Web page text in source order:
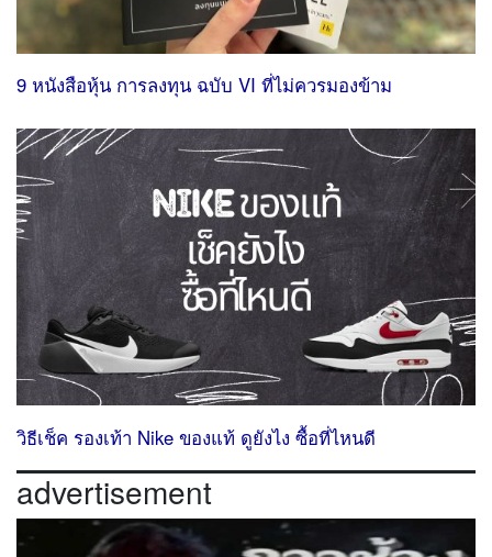
9 หนังสือหุ้น การลงทุน ฉบับ VI ที่ไม่ควรมองข้าม
วิธีเช็ค รองเท้า Nike ของแท้ ดูยังไง ซื้อที่ไหนดี
advertisement